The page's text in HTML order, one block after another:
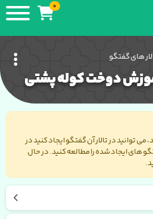
0
های گفتگو
دوخت کوله پشتی
توانید در تالار آن گفتگو ایجاد کنید در
های ایجاد شده را مطالعه کنید. در حال